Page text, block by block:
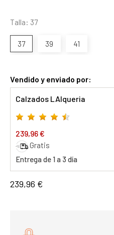
Talla: 37
37 39 41
Vendido y enviado por:
Calzados LAlqueria
239,96 €
Gratis
Entrega de 1 a 3 día
239,96 €